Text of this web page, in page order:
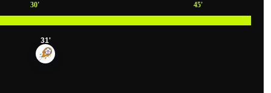
30' 45'
31'